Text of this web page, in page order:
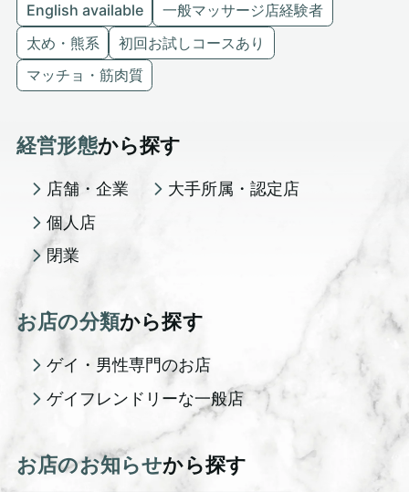
English available
一般マッサージ店経験者
太め・熊系
初回お試しコースあり
マッチョ・筋肉質
経営形態から探す
店舗・企業
大手所属・認定店
個人店
閉業
お店の分類から探す
ゲイ・男性専門のお店
ゲイフレンドリーな一般店
お店のお知らせから探す